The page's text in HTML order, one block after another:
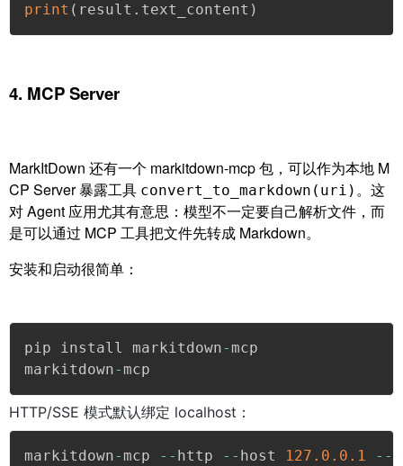
print ( result . text_content )
4. MCP Server
MarkItDown 还有一个 markitdown-mcp 包，可以作为本地 M
CP Server 暴露工具 convert_to_markdown(uri) 。这
对 Agent 应用尤其有意思：模型不一定要自己解析文件，而
是可以通过 MCP 工具把文件先转成 Markdown。
安装和启动很简单：
pip install markitdown- mcp
markitdown- mcp
HTTP/SSE 模式默认绑定 localhost：
markitdown- mcp -- http -- host 127.0 .0 .1 --